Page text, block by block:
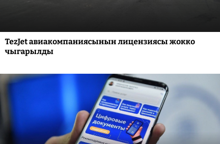
TezJet авиакомпаниясынын лицензиясы жокко
чыгарылды